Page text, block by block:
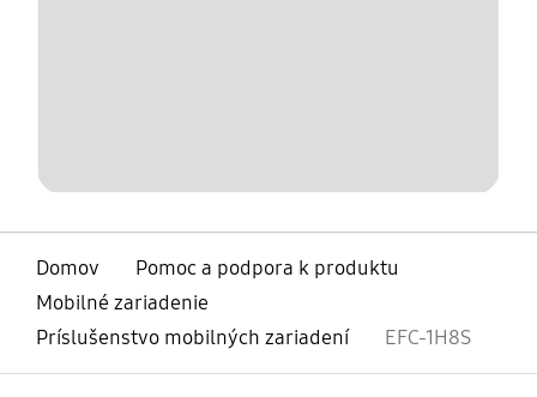
Domov
Pomoc a podpora k produktu
Mobilné zariadenie
Príslušenstvo mobilných zariadení
EFC-1H8S